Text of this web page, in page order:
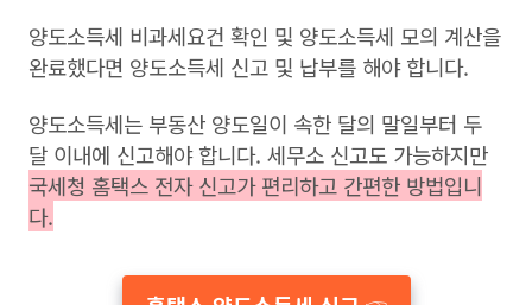
양도소득세 비과세요건 확인 및 양도소득세 모의 계산을
완료했다면 양도소득세 신고 및 납부를 해야 합니다.
양도소득세는 부동산 양도일이 속한 달의 말일부터 두
달 이내에 신고해야 합니다. 세무소 신고도 가능하지만
국세청 홈택스 전자 신고가 편리하고 간편한 방법입니
다.